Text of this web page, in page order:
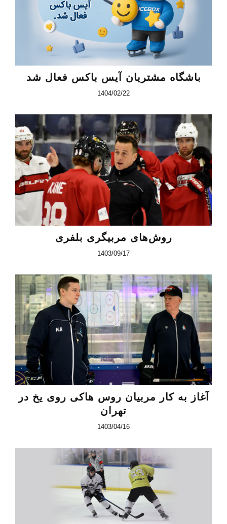
باشگاه مشتریان آیس باکس فعال شد
1404/02/22
روش‌های مربیگری بلفری
1403/09/17
آغاز به کار مربیان روس هاکی روی یخ در
تهران
1403/04/16